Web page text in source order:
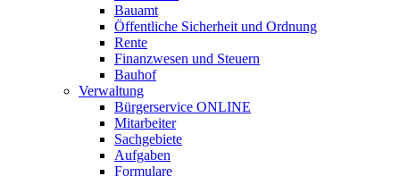
Bauamt
Öffentliche Sicherheit und Ordnung
Rente
Finanzwesen und Steuern
Bauhof
Verwaltung
Bürgerservice ONLINE
Mitarbeiter
Sachgebiete
Aufgaben
Formulare